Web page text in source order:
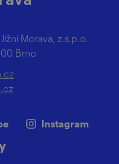
Morava, z.s.p.o.
Brno
Instagram